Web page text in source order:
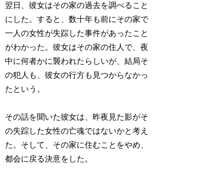
翌日、彼女はその家の過去を調べること
にした。すると、数十年も前にその家で
一人の女性が失踪した事件があったこと
がわかった。彼女はその家の住人で、夜
中に何者かに襲われたらしいが、結局そ
の犯人も、彼女の行方も見つからなかっ
たという。
その話を聞いた彼女は、昨夜見た影がそ
の失踪した女性の亡魂ではないかと考え
た。そして、その家に住むことをやめ、
都会に戻る決意をした。